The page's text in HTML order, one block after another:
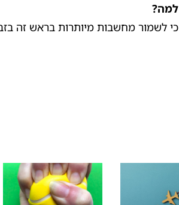
למה?
כי לשמור מחשבות מיותרות בראש זה